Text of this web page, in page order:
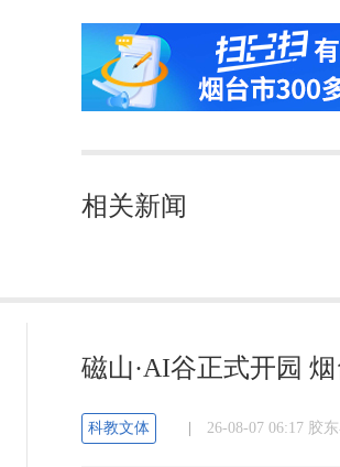
相关新闻
磁山·AI谷正式开园
科教文体 26-08-07 06:17 胶